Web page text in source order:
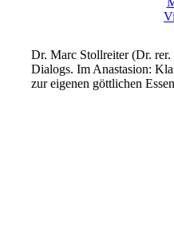
Dr. Marc Stollreiter (Dr.
Dialogs. Im Anastasion:
zur eigenen göttlichen